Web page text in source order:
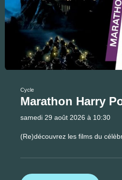
Cycle
Marathon Harry
samedi 29 août 2026 à 10:30
(Re)découvrez les films du